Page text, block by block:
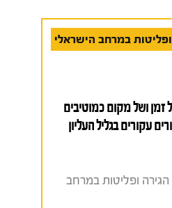
במרחב הישראלי
ושל מקום כמוטיבים
עקורים בגליל העליון
גיליון 10 I יוני 2026 I הגירה ופליטות במרחב